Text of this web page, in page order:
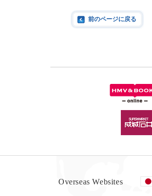
前のページに戻る
Overseas Websites